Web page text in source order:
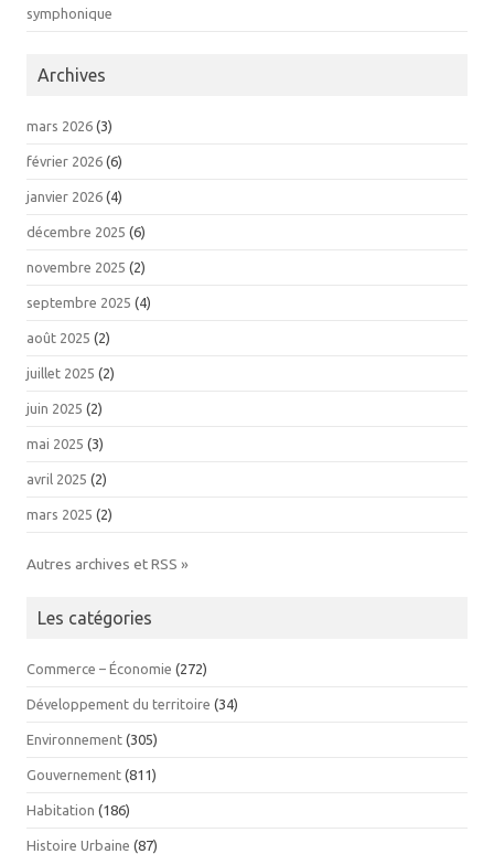
symphonique
Archives
mars 2026 (3)
février 2026 (6)
janvier 2026 (4)
décembre 2025 (6)
novembre 2025 (2)
septembre 2025 (4)
août 2025 (2)
juillet 2025 (2)
juin 2025 (2)
mai 2025 (3)
avril 2025 (2)
mars 2025 (2)
Autres archives et RSS »
Les catégories
Commerce – Économie (272)
Développement du territoire (34)
Environnement (305)
Gouvernement (811)
Habitation (186)
Histoire Urbaine (87)